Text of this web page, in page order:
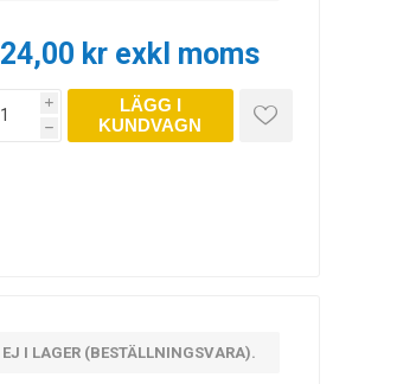
24,00 kr exkl moms
i
h
LÄGG I
KUNDVAGN
EJ I LAGER (BESTÄLLNINGSVARA).